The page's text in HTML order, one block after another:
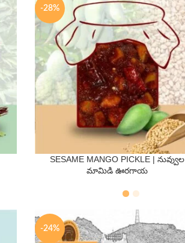
-28%
QTY
SESAME MANGO PICKLE | నువ్వుల
మామిడి ఊరగాయ
-24%